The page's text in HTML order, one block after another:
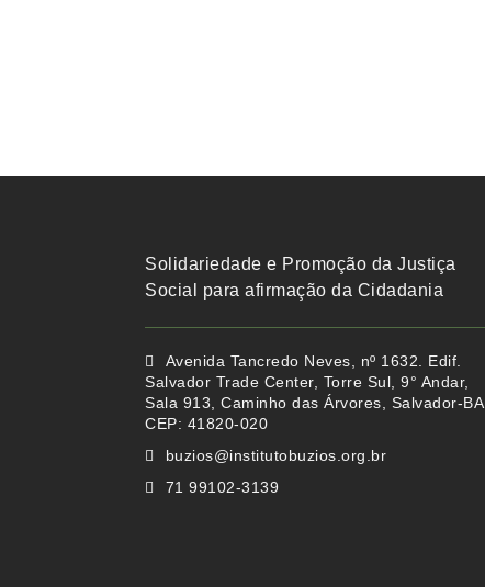
Solidariedade e Promoção da Justiça
Social para afirmação da Cidadania
Avenida Tancredo Neves, nº 1632. Edif.
Salvador Trade Center, Torre Sul, 9° Andar,
Sala 913, Caminho das Árvores, Salvador-BA,
CEP: 41820-020
buzios@institutobuzios.org.br
71 99102-3139